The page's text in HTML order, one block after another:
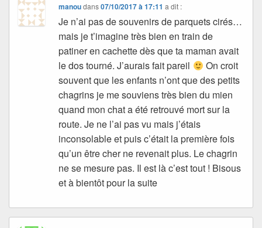
manoudans07/10/2017 à 17:11 a dit :
Je n’ai pas de souvenirs de parquets cirés…
mais je t’imagine très bien en train de
patiner en cachette dès que ta maman avait
le dos tourné. J’aurais fait pareil
On croit
souvent que les enfants n’ont que des petits
chagrins je me souviens très bien du mien
quand mon chat a été retrouvé mort sur la
route. Je ne l’ai pas vu mais j’étais
inconsolable et puis c’était la première fois
qu’un être cher ne revenait plus. Le chagrin
ne se mesure pas. Il est là c’est tout ! Bisous
et à bientôt pour la suite